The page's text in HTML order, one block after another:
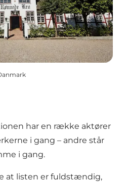
har en række aktører
i gang – andre står
i gang.
at listen er fuldstændig,